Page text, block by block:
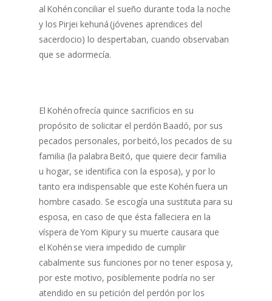
al Kohén conciliar el sueño durante toda la noche
y los Pirjei kehuná (jóvenes aprendices del
sacerdocio) lo despertaban, cuando observaban
que se adormecía.
El Kohén ofrecía quince sacrificios en su
propósito de solicitar el perdón Baadó, por sus
pecados personales, por beitó, los pecados de su
familia (la palabra Beitó, que quiere decir familia
u hogar, se identifica con la esposa), y por lo
tanto era indispensable que este Kohén fuera un
hombre casado. Se escogía una sustituta para su
esposa, en caso de que ésta falleciera en la
víspera de Yom Kipur y su muerte causara que
el Kohén se viera impedido de cumplir
cabalmente sus funciones por no tener esposa y,
por este motivo, posiblemente podría no ser
atendido en su petición del perdón por los